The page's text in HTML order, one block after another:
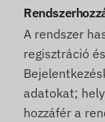
A rendszer
regisztráció
adatokat;
hozzáfér a